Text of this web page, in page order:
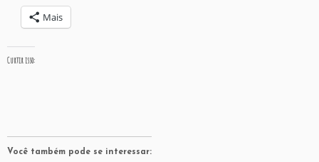
Mais
Curtir isso:
Você também pode se interessar: